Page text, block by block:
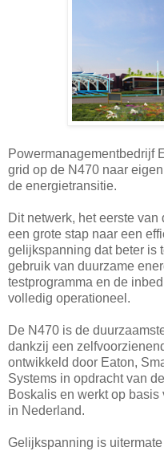
Powermanagementbedrijf
grid op de N470 naar
de energietransitie.
Dit netwerk, het eerste
een grote stap naar een
gelijkspanning dat beter is
gebruik van duurzame
testprogramma en de
volledig operationeel.
De N470 is de
dankzij een
ontwikkeld door Eaton,
Systems in opdracht van
Boskalis en werkt op
in Nederland.
Gelijkspanning is